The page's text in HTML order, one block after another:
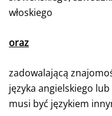
włoskiego
oraz
zadowalającą
języka angielskiego
musi być językiem